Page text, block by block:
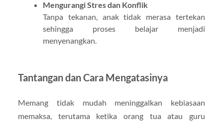
Mengurangi Stres dan Konflik
Tanpa tekanan, anak tidak merasa tertekan
sehingga proses belajar menjadi
menyenangkan.
Tantangan dan Cara Mengatasinya
Memang tidak mudah meninggalkan kebiasaan
memaksa, terutama ketika orang tua atau guru